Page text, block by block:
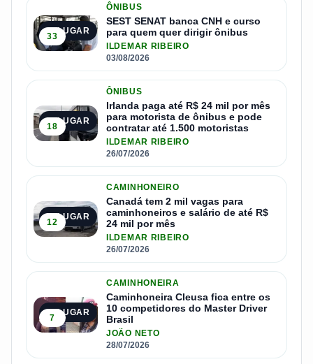
1º LUGAR
33
ÔNIBUS
SEST SENAT banca CNH e curso
para quem quer dirigir ônibus
ILDEMAR RIBEIRO
03/08/2026
2º LUGAR
18
ÔNIBUS
Irlanda paga até R$ 24 mil por mês
para motorista de ônibus e pode
contratar até 1.500 motoristas
ILDEMAR RIBEIRO
26/07/2026
3º LUGAR
12
CAMINHONEIRO
Canadá tem 2 mil vagas para
caminhoneiros e salário de até R$
24 mil por mês
ILDEMAR RIBEIRO
26/07/2026
4º LUGAR
7
CAMINHONEIRA
Caminhoneira Cleusa fica entre os
10 competidores do Master Driver
Brasil
JOÃO NETO
28/07/2026